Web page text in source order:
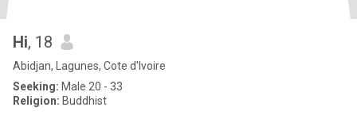
Hi, 18
Abidjan, Lagunes, Cote d'Ivoire
Seeking: Male 20 - 33
Religion: Buddhist